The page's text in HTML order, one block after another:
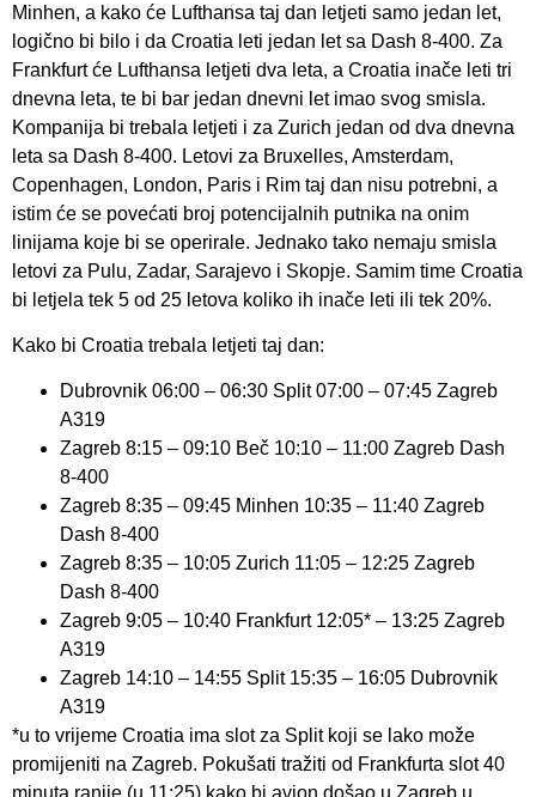
Minhen, a kako će Lufthansa taj dan letjeti samo jedan let,
logično bi bilo i da Croatia leti jedan let sa Dash 8-400. Za
Frankfurt će Lufthansa letjeti dva leta, a Croatia inače leti tri
dnevna leta, te bi bar jedan dnevni let imao svog smisla.
Kompanija bi trebala letjeti i za Zurich jedan od dva dnevna
leta sa Dash 8-400. Letovi za Bruxelles, Amsterdam,
Copenhagen, London, Paris i Rim taj dan nisu potrebni, a
istim će se povećati broj potencijalnih putnika na onim
linijama koje bi se operirale. Jednako tako nemaju smisla
letovi za Pulu, Zadar, Sarajevo i Skopje. Samim time Croatia
bi letjela tek 5 od 25 letova koliko ih inače leti ili tek 20%.
Kako bi Croatia trebala letjeti taj dan:
Dubrovnik 06:00 – 06:30 Split 07:00 – 07:45 Zagreb
A319
Zagreb 8:15 – 09:10 Beč 10:10 – 11:00 Zagreb Dash
8-400
Zagreb 8:35 – 09:45 Minhen 10:35 – 11:40 Zagreb
Dash 8-400
Zagreb 8:35 – 10:05 Zurich 11:05 – 12:25 Zagreb
Dash 8-400
Zagreb 9:05 – 10:40 Frankfurt 12:05* – 13:25 Zagreb
A319
Zagreb 14:10 – 14:55 Split 15:35 – 16:05 Dubrovnik
A319
*u to vrijeme Croatia ima slot za Split koji se lako može
promijeniti na Zagreb. Pokušati tražiti od Frankfurta slot 40